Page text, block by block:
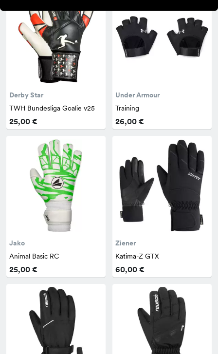
Derby Star
TWH Bundesliga Goalie v25
25,00 €
Under Armour
Training
26,00 €
Jako
Animal Basic RC
25,00 €
Ziener
Katima-Z GTX
60,00 €